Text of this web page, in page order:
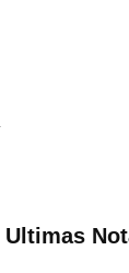
Ultimas